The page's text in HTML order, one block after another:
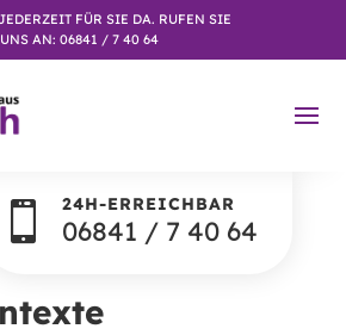
FÜR SIE DA. RUFEN SIE
UNS AN: 06841 / 7 40 64
 24H-ERREICHBAR
06841 / 7 40 64